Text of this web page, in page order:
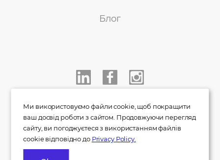
info@indigo.co.ua
Блог
Ми використовуємо файли cookie, щоб покращити
ваш досвід роботи з сайтом. Продовжуючи перегляд
сайту, ви погоджуєтеся з використанням файлів
cookie відповідно до Privacy Policy.